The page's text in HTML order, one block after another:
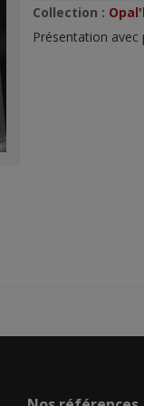
Collection :
Présentation